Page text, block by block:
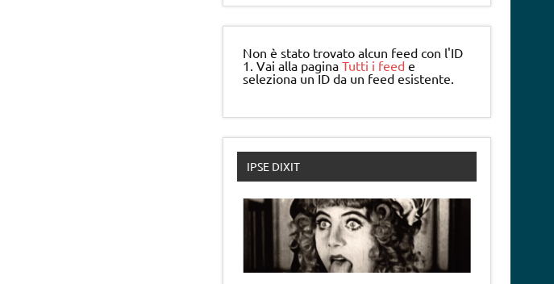
Non è stato trovato alcun feed con l'ID
1. Vai alla paginaTutti i feed e
seleziona un ID da un feed esistente.
IPSE DIXIT